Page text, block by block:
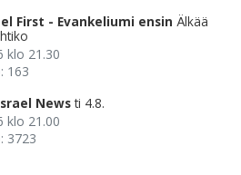
First - Evankeliumi ensin Älkää
klo 21.30
163
News ti 4.8.
klo 21.00
3723